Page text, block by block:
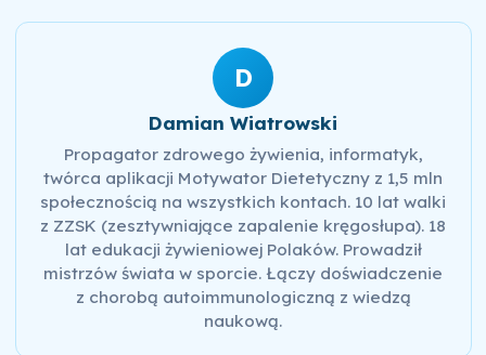
D
Damian Wiatrowski
Propagator zdrowego żywienia, informatyk,
twórca aplikacji Motywator Dietetyczny z 1,5 mln
społecznością na wszystkich kontach. 10 lat walki
z ZZSK (zesztywniające zapalenie kręgosłupa). 18
lat edukacji żywieniowej Polaków. Prowadził
mistrzów świata w sporcie. Łączy doświadczenie
z chorobą autoimmunologiczną z wiedzą
naukową.